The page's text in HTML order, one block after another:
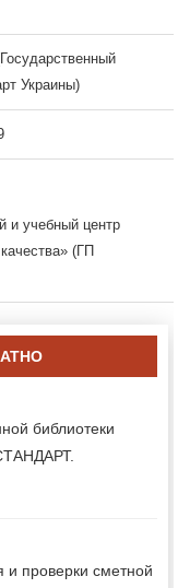
Украины)
и учебный центр
(ГП
библиотеки
проверки сметной